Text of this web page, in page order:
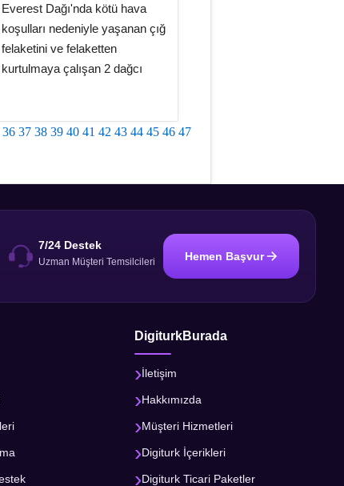
Everest Dağı'nda kötü hava
koşulları nedeniyle yaşanan çığ
felaketini ve felaketten
kurtulmaya çalışan 2 dağcı
36 37 38 39 40 41 42 43 44 45 46 47
7/24 Destek
Uzman Müşteri Temsilcileri Hemen Başvur
DigiturkBurada
İletişim
Hakkımızda
Müşteri Hizmetleri
Digiturk İçerikleri
Digiturk Ticari Paketler